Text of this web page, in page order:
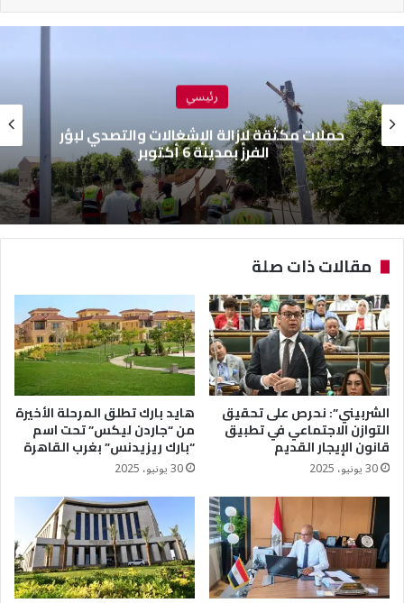
رئيسي
رئيس جهاز العلمين الجديدة يتفقد ” مزارين ”
ويوجه بتكثيف أعمال النظافة والتجميل
مقالات ذات صلة
الشربيني”: نحرص على تحقيق
التوازن الاجتماعي في تطبيق
قانون الإيجار القديم
30 يونيو، 2025
هايد بارك تطلق المرحلة الأخيرة
من “جاردن ليكس” تحت اسم
“بارك ريزيدنس” بغرب القاهرة
30 يونيو، 2025